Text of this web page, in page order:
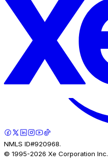
NMLS ID#920968.
© 1995-2026 Xe Corporation Inc.